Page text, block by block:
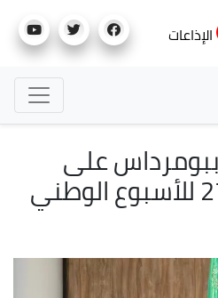
إلى
على
إنطلاق الطبعة 27 للأسبوع الوطني